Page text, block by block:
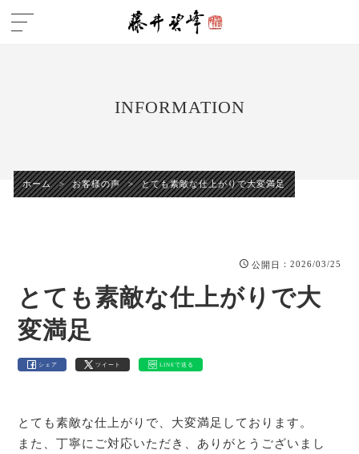
INFORMATION
ホーム > お客様の声 > とても素敵な仕上がりで大変満足
公開日 ：2026/03/25
とても素敵な仕上がりで大
変満足
シェア ツイート LINEで送る
とても素敵な仕上がりで、大変満足しております。
また、丁寧にご対応いただき、ありがとうございまし